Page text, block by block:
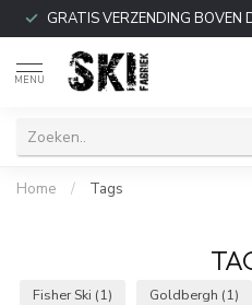
GRATIS VERZENDING BOVEN
MENU
Home / Tags
Fisher Ski (1) Goldbergh (1)